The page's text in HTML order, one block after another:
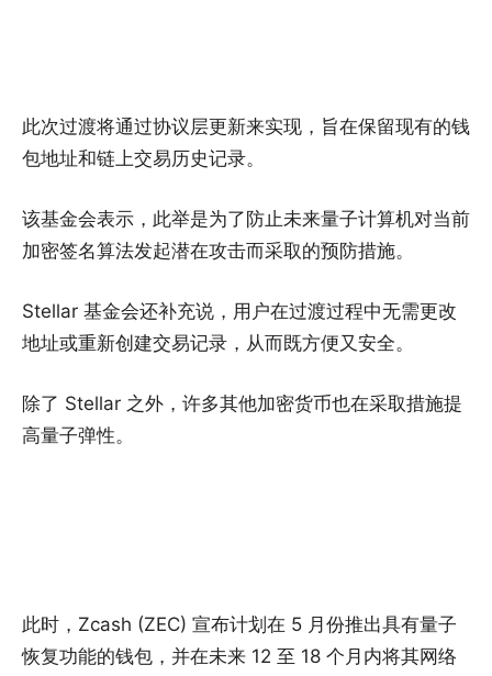
此次过渡将通过协议层更新来实现，旨在保留现有的钱
包地址和链上交易历史记录。
该基金会表示，此举是为了防止未来量子计算机对当前
加密签名算法发起潜在攻击而采取的预防措施。
Stellar 基金会还补充说，用户在过渡过程中无需更改
地址或重新创建交易记录，从而既方便又安全。
除了 Stellar 之外，许多其他加密货币也在采取措施提
高量子弹性。
此时，Zcash (ZEC) 宣布计划在 5 月份推出具有量子
恢复功能的钱包，并在未来 12 至 18 个月内将其网络